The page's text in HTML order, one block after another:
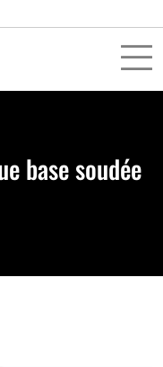
base soudée